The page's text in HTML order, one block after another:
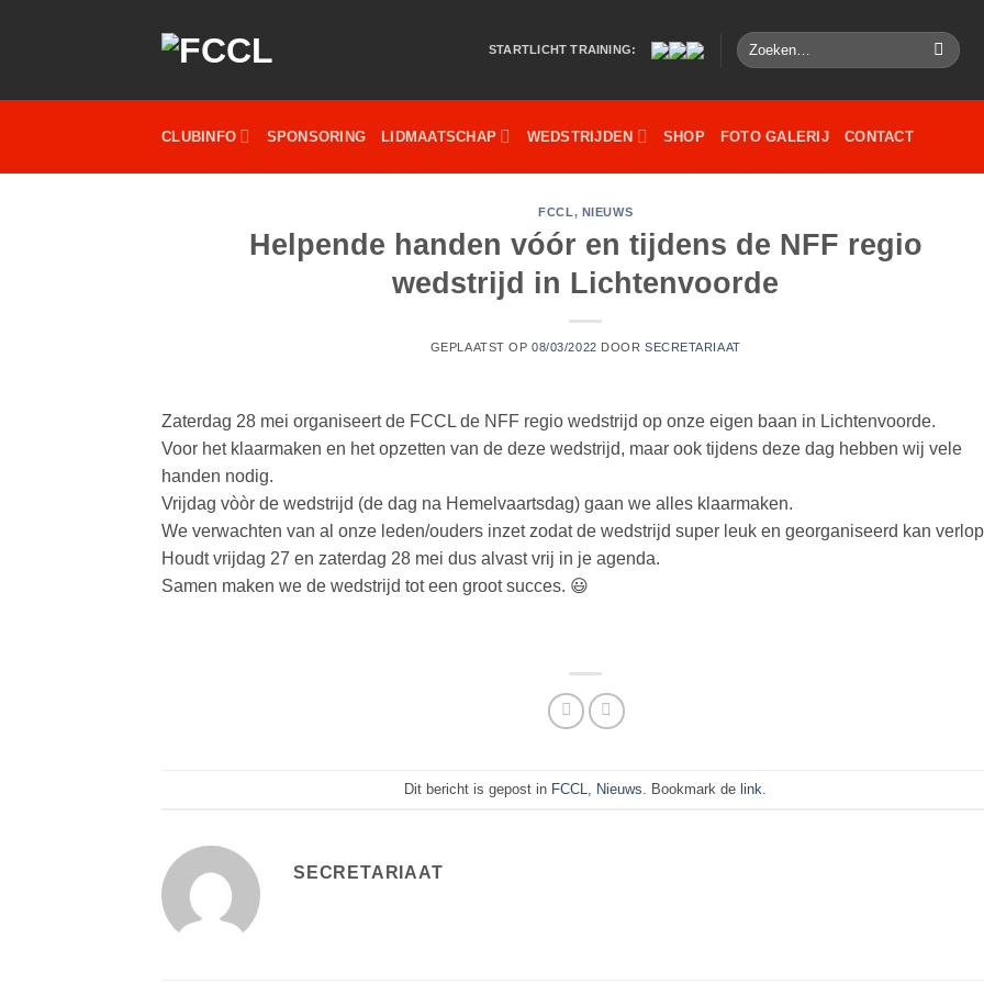
STARTLICHT TRAINING:
Zoeken
naar:
CLUBINFO SPONSORING LIDMAATSCHAP WEDSTRIJDEN SHOP FOTO GALERIJ CONTACT
FCCL, NIEUWS
Helpende handen vóór en tijdens de NFF regio
wedstrijd in Lichtenvoorde
GEPLAATST OP08/03/2022 DOORSECRETARIAAT
Zaterdag 28 mei organiseert de FCCL de NFF regio wedstrijd op onze eigen baan in Lichtenvoorde.
Voor het klaarmaken en het opzetten van de deze wedstrijd, maar ook tijdens deze dag hebben wij vele
handen nodig.
Vrijdag vòòr de wedstrijd (de dag na Hemelvaartsdag) gaan we alles klaarmaken.
We verwachten van al onze leden/ouders inzet zodat de wedstrijd super leuk en georganiseerd kan
Houdt vrijdag 27 en zaterdag 28 mei dus alvast vrij in je agenda.
Samen maken we de wedstrijd tot een groot succes. 😃
Dit bericht is gepost in FCCL Nieuws . Bookmark delink
SECRETARIAAT